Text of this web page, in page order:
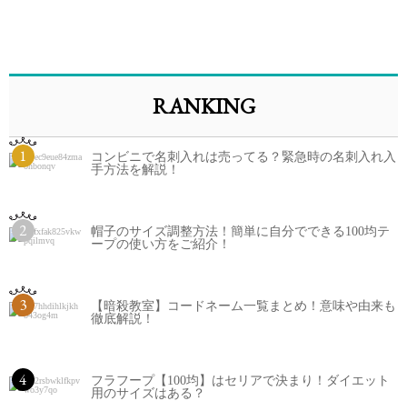
RANKING
1
コンビニで名刺入れは売ってる？緊急時の名刺入れ入
手方法を解説！
2
帽子のサイズ調整方法！簡単に自分でできる100均テ
ープの使い方をご紹介！
3
【暗殺教室】コードネーム一覧まとめ！意味や由来も
徹底解説！
4
フラフープ【100均】はセリアで決まり！ダイエット
用のサイズはある？